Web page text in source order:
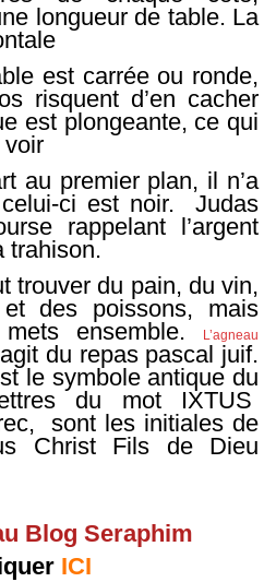
longueur de table. La
carrée ou ronde,
risquent d’en cacher
est plongeante, ce qui
voir
au premier plan, il n’a
ci est noir. Judas
rappelant l’argent
trahison.
trouver du pain, du vin,
des poissons, mais
ensemble.
L’agneau
du repas pascal juif.
le symbole antique du
du mot IXTUS
sont les initiales de
Christ Fils de Dieu
Blog Seraphim
ICI